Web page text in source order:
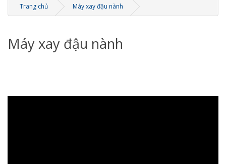
Trang chủ Máy xay đậu nành
Máy xay đậu nành